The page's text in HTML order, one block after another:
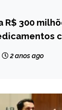
R$ 300
2 anos ago